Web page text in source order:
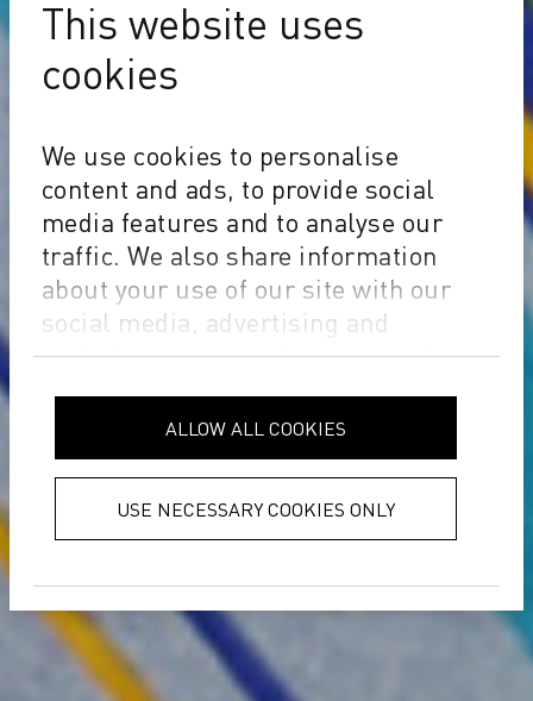
This website uses
cookies
We use cookies to personalise
content and ads, to provide social
media features and to analyse our
traffic. We also share information
about your use of our site with our
social media, advertising and
analytics partners who may combine
it with other information that you’ve
provided to them or that they’ve
collected from your use of their
services.
ALLOW ALL COOKIES
USE NECESSARY COOKIES ONLY